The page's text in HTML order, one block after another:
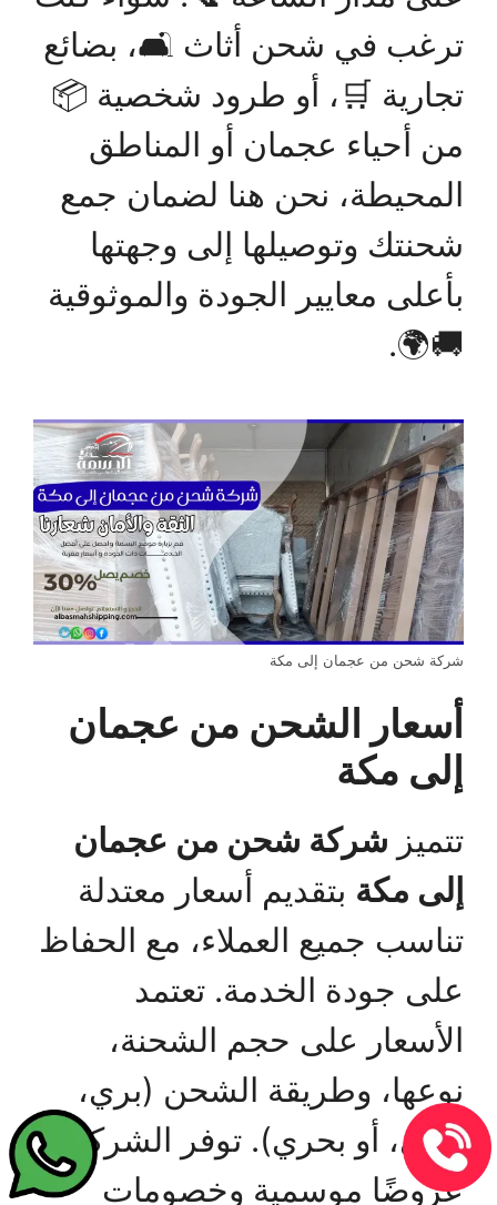
ترغب في شحن أثاث 🛋️، بضائع
تجارية 🛒، أو طرود شخصية 📦
من أحياء عجمان أو المناطق
المحيطة، نحن هنا لضمان جمع
شحنتك وتوصيلها إلى وجهتها
بأعلى معايير الجودة والموثوقية
🚚🌍.
شركة شحن من عجمان إلى مكة
أسعار الشحن من عجمان
إلى مكة
تتميز شركة شحن من عجمان
إلى مكة بتقديم أسعار معتدلة
تناسب جميع العملاء، مع الحفاظ
على جودة الخدمة. تعتمد
الأسعار على حجم الشحنة،
نوعها، وطريقة الشحن (بري،
جوي، أو بحري). توفر الشركة
عروضًا موسمية وخصومات